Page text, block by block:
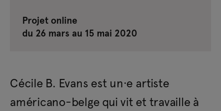
Projet online
du 26 mars au 15 mai 2020
Cécile B. Evans est un·e artiste
américano-belge qui vit et travaille à